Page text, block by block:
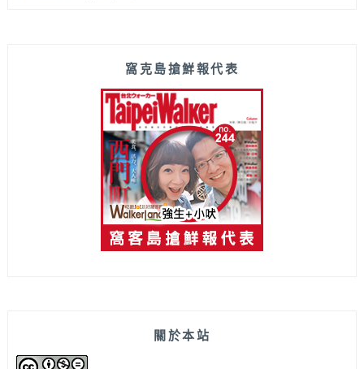
窩克島搶鮮報代表
關於本站